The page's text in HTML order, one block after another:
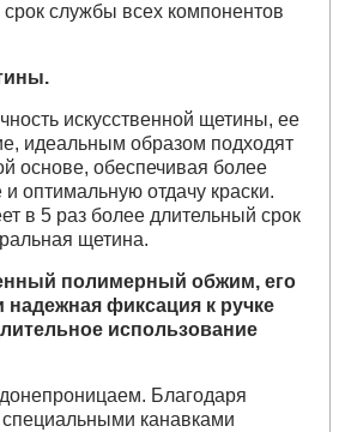
службы всех компонентов
искусственной щетины, ее
идеальным образом подходят
основе, обеспечивая более
и оптимальную отдачу краски.
в 5 раз более длительный срок
щетина.
полимерный обжим, его
надежная фиксация к ручке
использование
Благодаря
канавками